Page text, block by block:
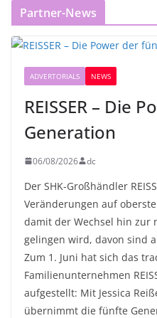
Partner-News
ADVERTORIALS NEWS
REISSER – Die
Generation
06/08/2026 dc
Der SHK-Großhändler
Veränderungen auf
damit der Wechsel hin zur
gelingen wird, davon sind
Zum 1. Juni hat sich das
Familienunternehmen
aufgestellt: Mit Jessica
übernimmt die fünfte